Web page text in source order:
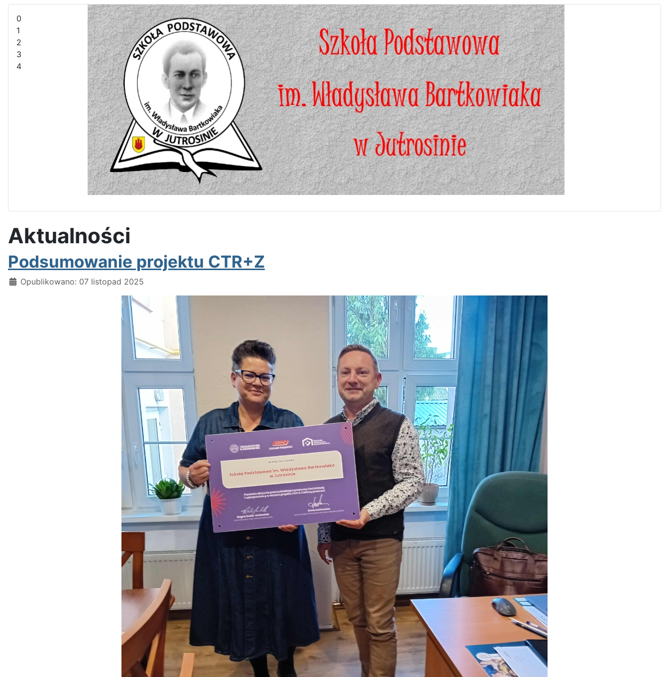
0
1
2
3
4
Aktualności
Podsumowanie projektu CTR+Z
Szczegóły
Opublikowano: 07 listopad 2025